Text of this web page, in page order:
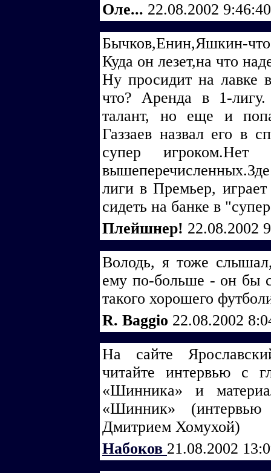
Оле... 22.08.2002
Бычков,Енин,Яшкин-что
Куда он лезет,на что
Ну просидит на лавке
что? Аренда в 1-
талант, но еще и
Газзаев назвал его в
супер
лиги в Премьер,
сидеть на банке в
Плейшнер! 22.08.2002
Володь, я тоже
ему по-больше - он бы
такого хорошего
R. Baggio 22.08.2002
На сайте
читайте интервью с
«Шинника» и
«Шинник»
Дмитрием Хомухой)
Набоков 21.08.2002